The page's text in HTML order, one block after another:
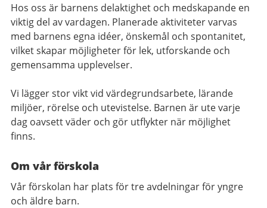
Hos oss är barnens delaktighet och medskapande en
viktig del av vardagen. Planerade aktiviteter varvas
med barnens egna idéer, önskemål och spontanitet,
vilket skapar möjligheter för lek, utforskande och
gemensamma upplevelser.
Vi lägger stor vikt vid värdegrundsarbete, lärande
miljöer, rörelse och utevistelse. Barnen är ute varje
dag oavsett väder och gör utflykter när möjlighet
finns.
Om vår förskola
Vår förskolan har plats för tre avdelningar för yngre
och äldre barn.